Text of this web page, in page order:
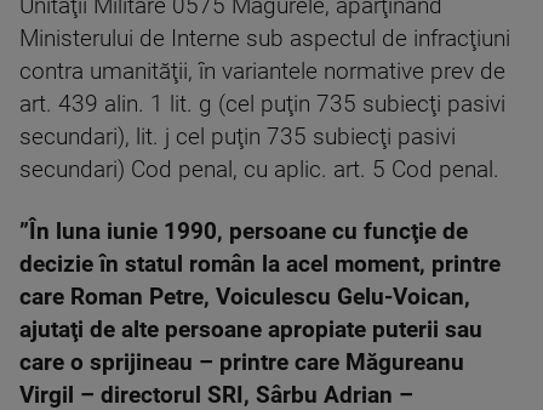
Unităţii Militare 0575 Măgurele, aparţinând
Ministerului de Interne sub aspectul de infracţiuni
contra umanităţii, în variantele normative prev de
art. 439 alin. 1 lit. g (cel puţin 735 subiecţi pasivi
secundari), lit. j cel puţin 735 subiecţi pasivi
secundari) Cod penal, cu aplic. art. 5 Cod penal.
”În luna iunie 1990, persoane cu funcţie de
decizie în statul român la acel moment, printre
care Roman Petre, Voiculescu Gelu-Voican,
ajutaţi de alte persoane apropiate puterii sau
care o sprijineau – printre care Măgureanu
Virgil – directorul SRI, Sârbu Adrian –